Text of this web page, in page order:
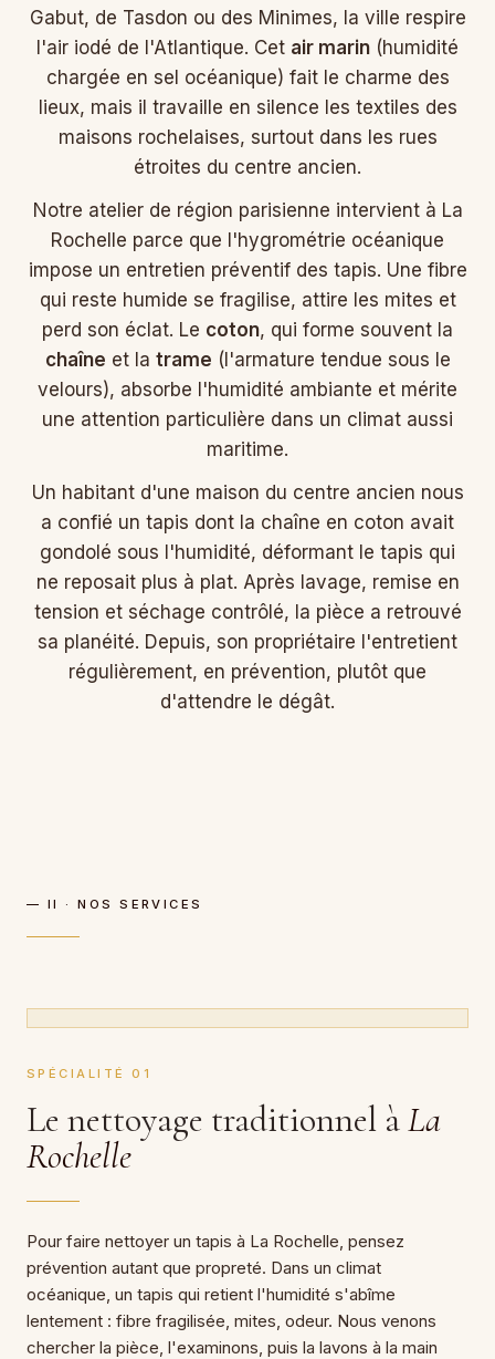
Gabut, de Tasdon ou des Minimes, la ville respire
l'air iodé de l'Atlantique. Cet air marin (humidité
chargée en sel océanique) fait le charme des
lieux, mais il travaille en silence les textiles des
maisons rochelaises, surtout dans les rues
étroites du centre ancien.
Notre atelier de région parisienne intervient à La
Rochelle parce que l'hygrométrie océanique
impose un entretien préventif des tapis. Une fibre
qui reste humide se fragilise, attire les mites et
perd son éclat. Le coton, qui forme souvent la
chaîne et la trame (l'armature tendue sous le
velours), absorbe l'humidité ambiante et mérite
une attention particulière dans un climat aussi
maritime.
Un habitant d'une maison du centre ancien nous
a confié un tapis dont la chaîne en coton avait
gondolé sous l'humidité, déformant le tapis qui
ne reposait plus à plat. Après lavage, remise en
tension et séchage contrôlé, la pièce a retrouvé
sa planéité. Depuis, son propriétaire l'entretient
régulièrement, en prévention, plutôt que
d'attendre le dégât.
— II · NOS SERVICES
SPÉCIALITÉ 01
Le nettoyage traditionnel àLa
Rochelle
Pour faire nettoyer un tapis à La Rochelle, pensez
prévention autant que propreté. Dans un climat
océanique, un tapis qui retient l'humidité s'abîme
lentement : fibre fragilisée, mites, odeur. Nous venons
chercher la pièce, l'examinons, puis la lavons à la main